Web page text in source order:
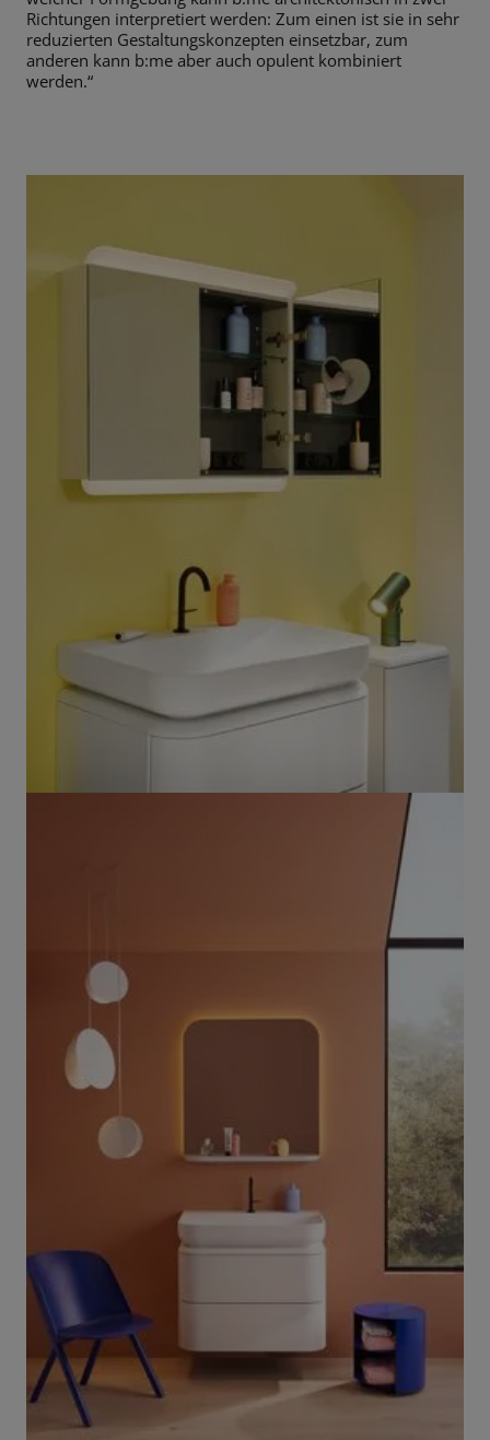
Richtungen interpretiert werden: Zum einen ist sie in sehr
reduzierten Gestaltungskonzepten einsetzbar, zum
anderen kann b:me aber auch opulent kombiniert
werden.“